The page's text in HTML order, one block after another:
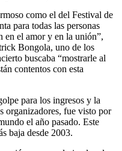
como el del Festival de
para todas las personas
en el amor y en la unión”,
Bongola, uno de los
buscaba “mostrarle al
contentos con esta
para los ingresos y la
organizadores, fue visto por
el año pasado. Este
baja desde 2003.